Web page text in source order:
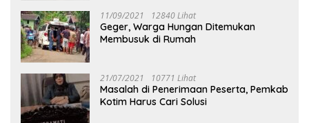
11/09/2021 12840 Lihat
Geger, Warga Hungan Ditemukan
Membusuk di Rumah
21/07/2021 10771 Lihat
Masalah di Penerimaan Peserta, Pemkab
Kotim Harus Cari Solusi